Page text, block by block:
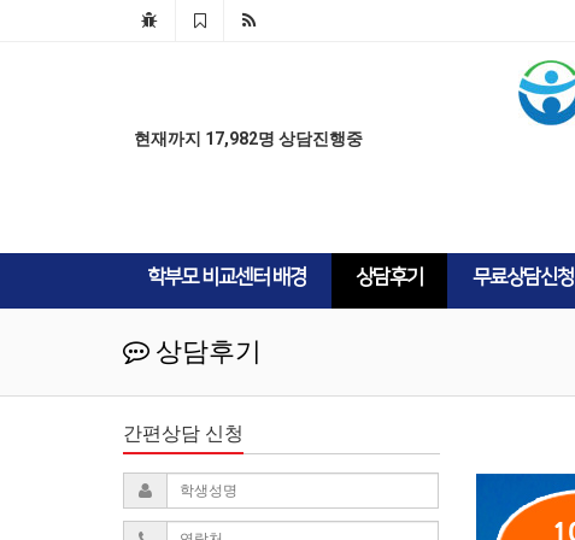
현재까지 17,982명 상담진행중
학부모 비교센터 배경 상담후기 무료상담신청
상담후기
간편상담 신청